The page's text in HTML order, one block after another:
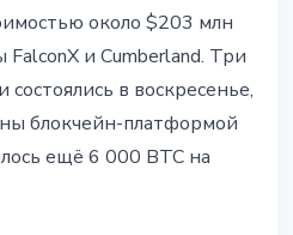
OTC-столыоколо $203 млн
и Cumberland. Три
в воскресенье,
блокчейн-платформой
ещё 6 000 BTC на